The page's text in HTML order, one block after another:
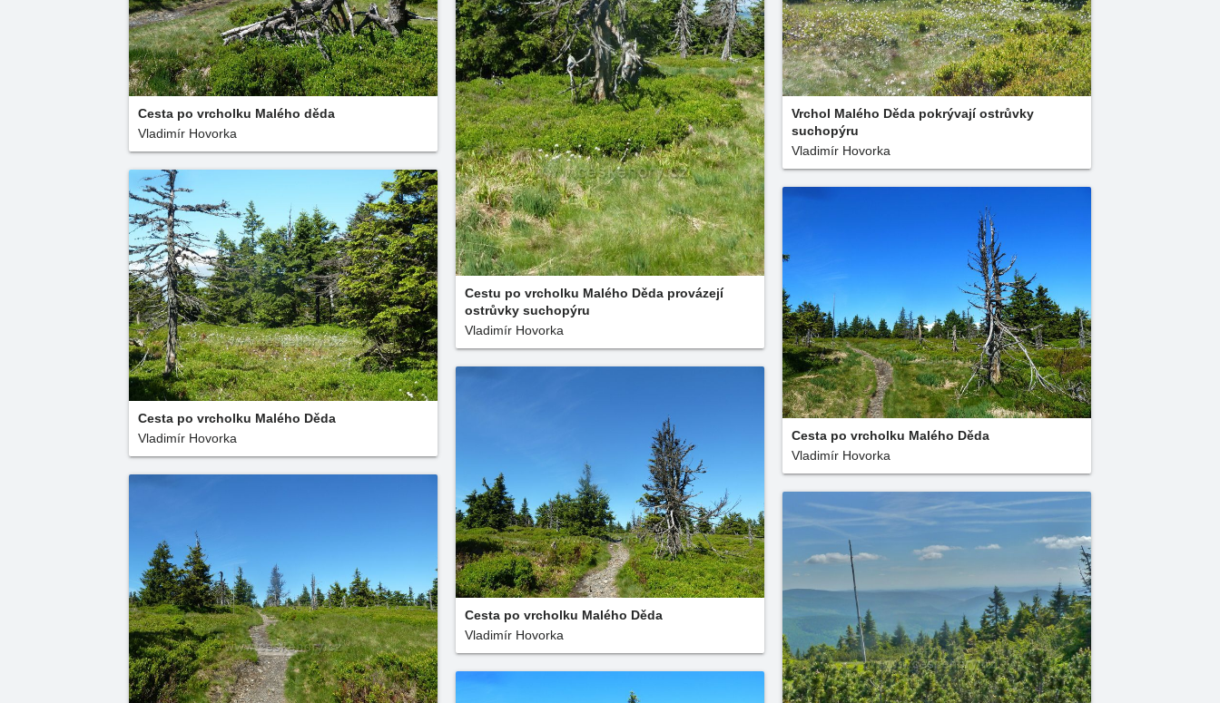
Vrchol Malého Děda pokrývají ostrůvky
suchopýru
Vladimír Hovorka
Cestu po vrcholku Malého Děda provázejí
ostrůvky suchopýru
Vladimír Hovorka
Cesta po vrcholku Malého děda
Vladimír Hovorka
Cesta po vrcholku Malého Děda
Vladimír Hovorka
Cesta po vrcholku Malého Děda
Vladimír Hovorka
Cesta po vrcholku Malého Děda
Vladimír Hovorka